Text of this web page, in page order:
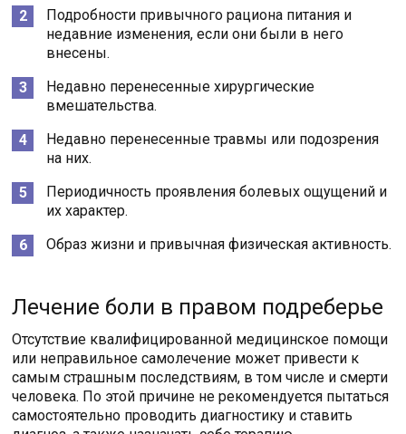
Подробности привычного рациона питания и
недавние изменения, если они были в него
внесены.
Недавно перенесенные хирургические
вмешательства.
Недавно перенесенные травмы или подозрения
на них.
Периодичность проявления болевых ощущений и
их характер.
Образ жизни и привычная физическая активность.
Лечение боли в правом подреберье
Отсутствие квалифицированной медицинское помощи
или неправильное самолечение может привести к
самым страшным последствиям, в том числе и смерти
человека. По этой причине не рекомендуется пытаться
самостоятельно проводить диагностику и ставить